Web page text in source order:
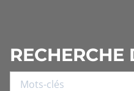
RECHERCHE